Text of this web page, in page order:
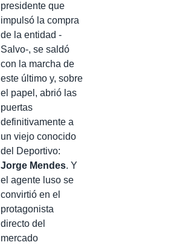
presidente que
impulsó la compra
de la entidad -
Salvo-, se saldó
con la marcha de
este último y, sobre
el papel, abrió las
puertas
definitivamente a
un viejo conocido
del Deportivo:
Jorge Mendes. Y
el agente luso se
convirtió en el
protagonista
directo del
mercado